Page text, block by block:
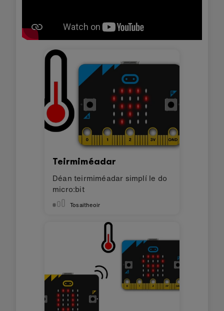
Teirmiméadar
Déan teirmiméadar simplí le do
micro:bit
Tosaitheoir